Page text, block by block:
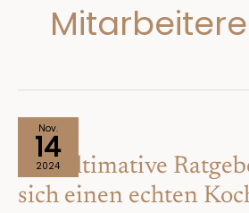
Nov.
14
2024
Der ultimative
sich einen echten
ultimative
Ratgeber,
wie
man